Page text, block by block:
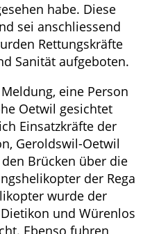
habe. Diese
sei anschliessend
Rettungskräfte
Sanität aufgeboten.
eine Person
Oetwil gesichtet
Einsatzkräfte der
Geroldswil-Oetwil
Brücken über die
der Rega
wurde der
und Würenlos